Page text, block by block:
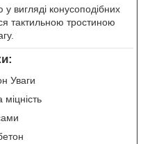
вигляді конусоподібних
тактильною тростиною
Уваги